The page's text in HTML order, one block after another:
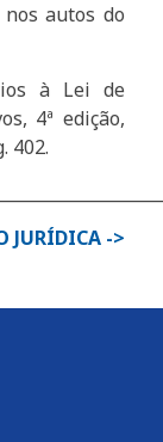
nos autos do
à Lei de
4ª edição,
402.
JURÍDICA ->